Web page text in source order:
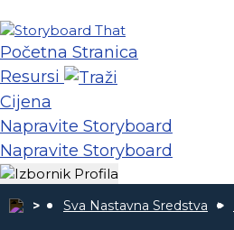
Početna Stranica
Resursi
Cijena
Napravite Storyboard
Napravite Storyboard
Sva Nastavna Sredstva